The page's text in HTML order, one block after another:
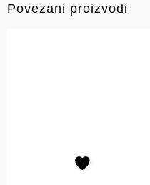
Povezani proizvodi